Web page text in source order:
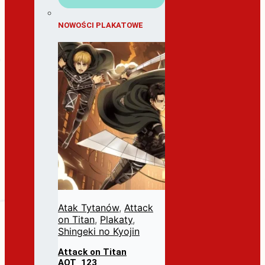
NOWOŚCI PLAKATOWE
Atak Tytanów, Attack
on Titan, Plakaty,
Shingeki no Kyojin
Attack on Titan
AOT_123